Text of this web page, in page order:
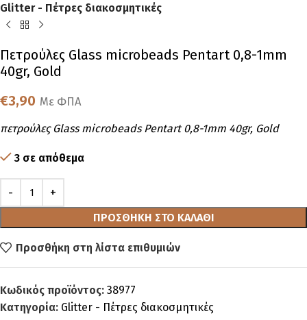
Glitter - Πέτρες διακοσμητικές
Πετρούλες Glass microbeads Pentart 0,8-1mm
40gr, Gold
€3,90 Με ΦΠΑ
πετρούλες Glass microbeads Pentart 0,8-1mm 40gr, Gold
3 σε απόθεμα
ΠΡΟΣΘΉΚΗ ΣΤΟ ΚΑΛΆΘΙ
Προσθήκη στη λίστα επιθυμιών
Κωδικός προϊόντος: 38977
Κατηγορία: Glitter - Πέτρες διακοσμητικές